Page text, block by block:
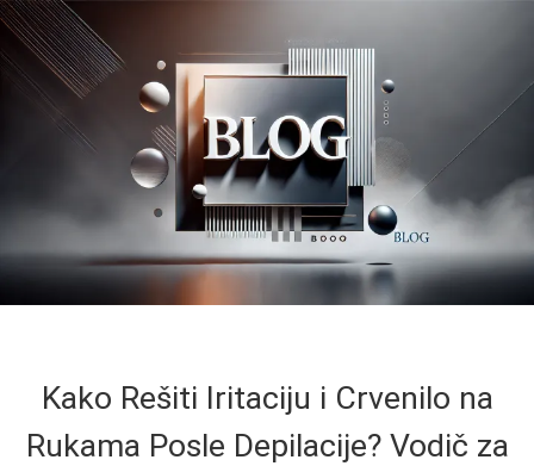
Kako Rešiti Iritaciju i Crvenilo na
Rukama Posle Depilacije? Vodič za